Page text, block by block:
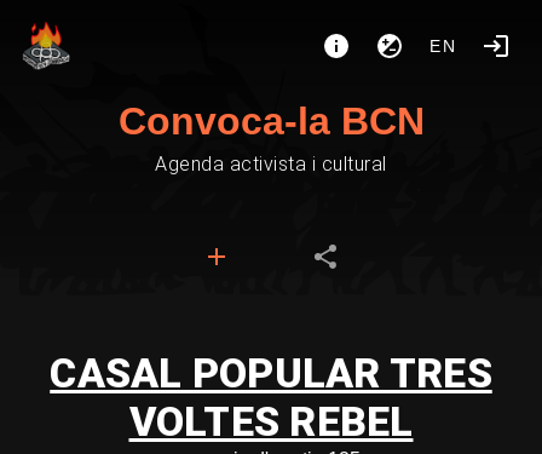
EN
Convoca-la BCN
Agenda activista i cultural
CASAL POPULAR TRES
VOLTES REBEL